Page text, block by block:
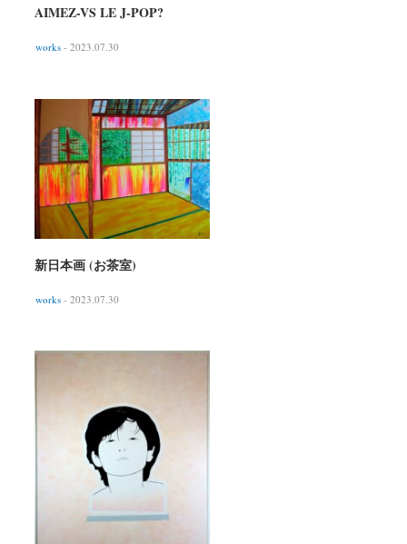
AIMEZ-VS LE J-POP?
works - 2023.07.30
新日本画 (お茶室)
works - 2023.07.30